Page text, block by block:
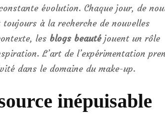
évolution. Chaque jour, de
à la recherche de nouvelles
les blogs beautéjouent un rôle
L’art de l’expérimentation
dans le domaine du make-up.
inépuisable